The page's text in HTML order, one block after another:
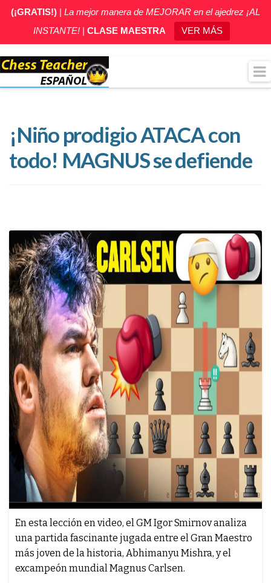
(¡GRATIS!) | La mejor manera de MEJORAR en el ajedrez ¡AL
INSTANTE!| CLASE MAESTRA VER MÁS
¡Niño prodigio ATACA con
todo! MAGNUS se defiende
En esta lección en video, el GM Igor Smirnov analiza
una partida fascinante jugada entre el Gran Maestro
más joven de la historia, Abhimanyu Mishra, y el
excampeón mundial Magnus Carlsen.